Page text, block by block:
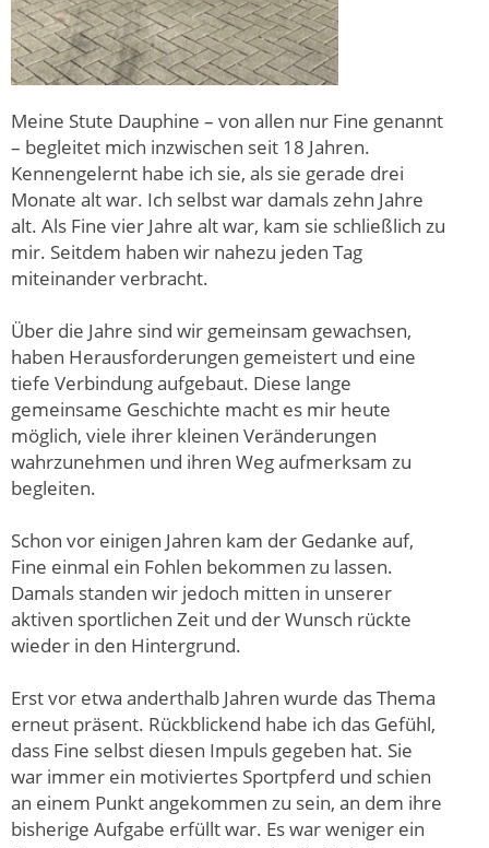
Meine Stute Dauphine – von allen nur Fine genannt
– begleitet mich inzwischen seit 18 Jahren.
Kennengelernt habe ich sie, als sie gerade drei
Monate alt war. Ich selbst war damals zehn Jahre
alt. Als Fine vier Jahre alt war, kam sie schließlich zu
mir. Seitdem haben wir nahezu jeden Tag
miteinander verbracht.
Über die Jahre sind wir gemeinsam gewachsen,
haben Herausforderungen gemeistert und eine
tiefe Verbindung aufgebaut. Diese lange
gemeinsame Geschichte macht es mir heute
möglich, viele ihrer kleinen Veränderungen
wahrzunehmen und ihren Weg aufmerksam zu
begleiten.
Schon vor einigen Jahren kam der Gedanke auf,
Fine einmal ein Fohlen bekommen zu lassen.
Damals standen wir jedoch mitten in unserer
aktiven sportlichen Zeit und der Wunsch rückte
wieder in den Hintergrund.
Erst vor etwa anderthalb Jahren wurde das Thema
erneut präsent. Rückblickend habe ich das Gefühl,
dass Fine selbst diesen Impuls gegeben hat. Sie
war immer ein motiviertes Sportpferd und schien
an einem Punkt angekommen zu sein, an dem ihre
bisherige Aufgabe erfüllt war. Es war weniger ein